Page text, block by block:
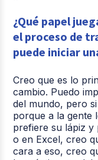
¿Qué papel
el proceso de
puede iniciar
Creo que es lo
cambio. Puedo
del mundo, pero
porque a la gente
prefiere su lápiz y
o en Excel, creo
cara a eso, creo